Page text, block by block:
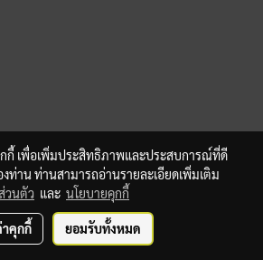
กกี้ เพื่อเพิ่มประสิทธิภาพและประสบการณ์ที่ดี
งท่าน ท่านสามารถอ่านรายละเอียดเพิ่มเติม
วนตัว และ นโยบายคุกกี้
คุกกี้ ยอมรับทั้งหมด